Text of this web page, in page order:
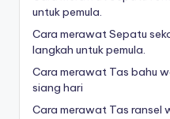
untuk pemula.
Cara merawat Sepatu
langkah untuk pemula.
Cara merawat Tas bahu
siang hari
Cara merawat Tas ransel